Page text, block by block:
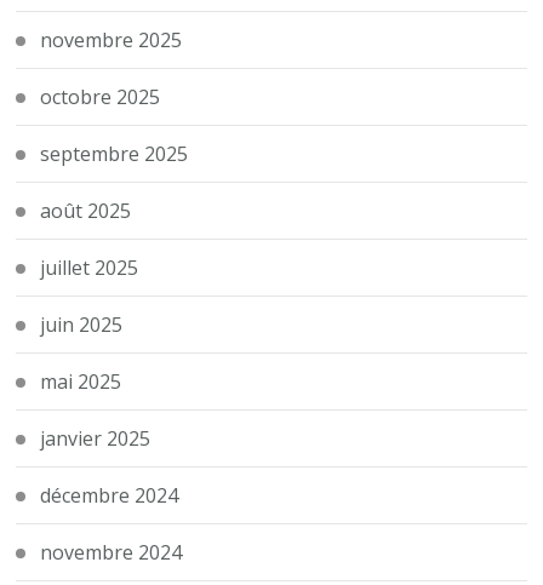
novembre 2025
octobre 2025
septembre 2025
août 2025
juillet 2025
juin 2025
mai 2025
janvier 2025
décembre 2024
novembre 2024